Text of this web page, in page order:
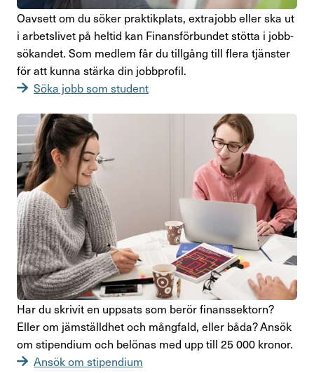
Oavsett om du söker prak­tik­plats, extra­jobb eller ska ut
i arbets­livet på heltid kan Finans­för­bundet stötta i jobb­
sö­kandet. Som medlem får du till­gång till flera tjänster
för att kunna stärka din jobb­profil.
Söka jobb som student
Har du skrivit en uppsats som berör finans­sek­torn?
Eller om jämställdhet och mång­fald, eller båda? Ansök
om stipen­dium och belönas med upp till 25 000 kronor.
Ansök om stipen­dium